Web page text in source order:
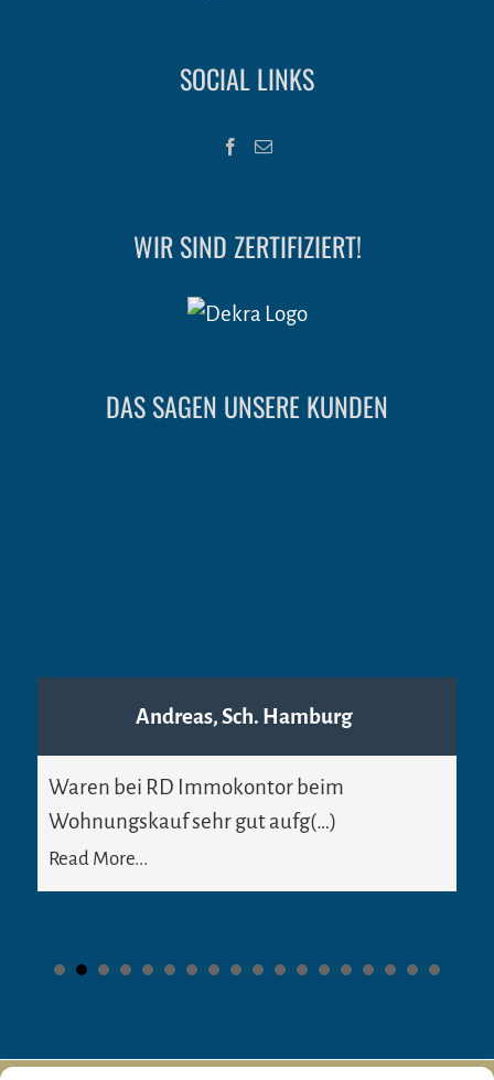
SOCIAL LINKS
WIR SIND ZERTIFIZIERT!
DAS SAGEN UNSERE KUNDEN
Andreas, Sch. Hamburg
Waren bei RD Immokontor beim
Wohnungskauf sehr gut aufg(…)
Read More...
Neeru F. Hamburg
RD Immokontor hat mich beim Verkauf
meiner Eigentumswoh(…)
Read More...